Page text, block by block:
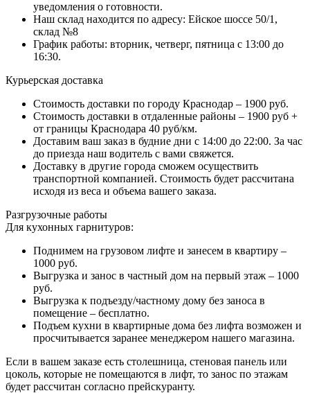
уведомления о готовности.
Наш склад находится по адресу: Ейское шоссе 50/1,
склад №8
График работы: вторник, четверг, пятница с 13:00 до
16:30.
Курьерская доставка
Стоимость доставки по городу Краснодар – 1900 руб.
Стоимость доставки в отдаленные районы – 1900 руб +
от границы Краснодара 40 руб/км.
Доставим ваш заказ в будние дни с 14:00 до 22:00. За час
до приезда наш водитель с вами свяжется.
Доставку в другие города сможем осуществить
транспортной компанией. Стоимость будет рассчитана
исходя из веса и объема вашего заказа.
Разгрузочные работы
Для кухонных гарнитуров:
Поднимем на грузовом лифте и занесем в квартиру –
1000 руб.
Выгрузка и занос в частный дом на первый этаж – 1000
руб.
Выгрузка к подъезду/частному дому без заноса в
помещение – бесплатно.
Подъем кухни в квартирные дома без лифта возможен и
просчитывается заранее менеджером нашего магазина.
Если в вашем заказе есть столешница, стеновая панель или
цоколь, которые не помещаются в лифт, то занос по этажам
будет рассчитан согласно прейскуранту.